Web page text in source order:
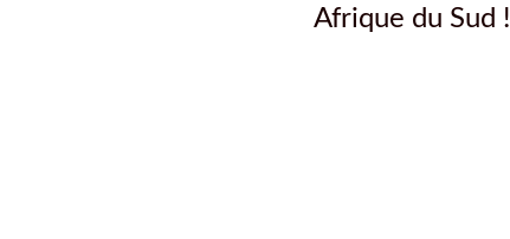
Afrique du Sud !